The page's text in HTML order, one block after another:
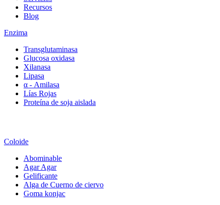
Recursos
Blog
Enzima
Transglutaminasa
Glucosa oxidasa
Xilanasa
Lipasa
α - Amilasa
Lías Rojas
Proteína de soja aislada
Coloide
Abominable
Agar Agar
Gelificante
Alga de Cuerno de ciervo
Goma konjac